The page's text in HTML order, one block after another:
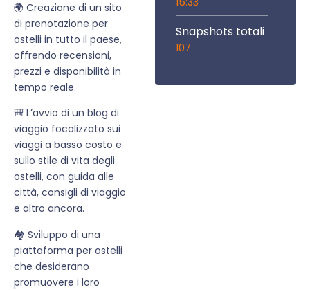
🌍 Creazione di un sito
di prenotazione per
ostelli in tutto il paese,
offrendo recensioni,
prezzi e disponibilità in
tempo reale.
🎒 L’avvio di un blog di
viaggio focalizzato sui
viaggi a basso costo e
sullo stile di vita degli
ostelli, con guida alle
città, consigli di viaggio
e altro ancora.
🏘 Sviluppo di una
piattaforma per ostelli
che desiderano
promuovere i loro
Snapshots totali
107